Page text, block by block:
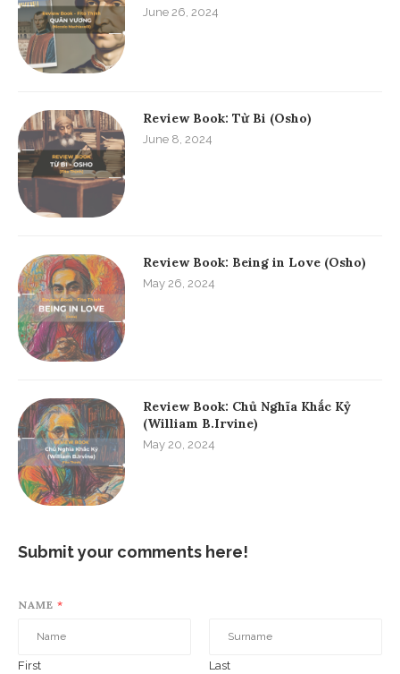
June 26, 2024
Review Book: Từ Bi (Osho)
June 8, 2024
Review Book: Being in Love (Osho)
May 26, 2024
Review Book: Chủ Nghĩa Khắc Kỷ
(William B.Irvine)
May 20, 2024
Submit your comments here!
NAME *
First Last